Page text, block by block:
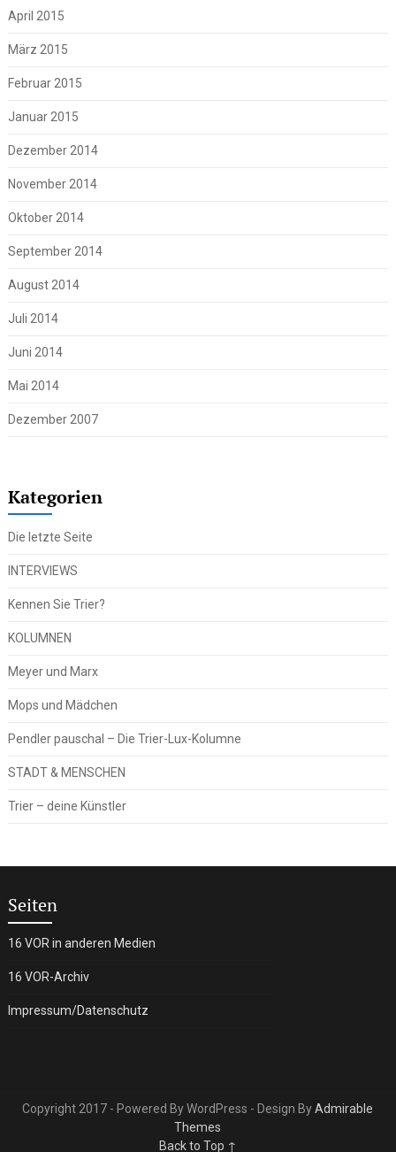
April 2015
März 2015
Februar 2015
Januar 2015
Dezember 2014
November 2014
Oktober 2014
September 2014
August 2014
Juli 2014
Juni 2014
Mai 2014
Dezember 2007
Kategorien
Die letzte Seite
INTERVIEWS
Kennen Sie Trier?
KOLUMNEN
Meyer und Marx
Mops und Mädchen
Pendler pauschal – Die Trier-Lux-Kolumne
STADT & MENSCHEN
Trier – deine Künstler
Seiten
16 VOR in anderen Medien
16 VOR-Archiv
Impressum/Datenschutz
Copyright 2017 - Powered By WordPress - Design ByAdmirable
Themes
Back to Top ↑